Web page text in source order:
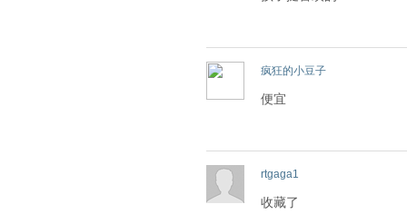
疯狂的小豆子
便宜
rtgaga1
收藏了